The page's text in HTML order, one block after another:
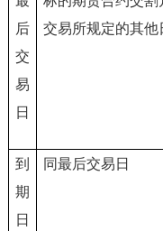
后
交
易
日
交易所规定的其他
到
期
日
同最后交易日